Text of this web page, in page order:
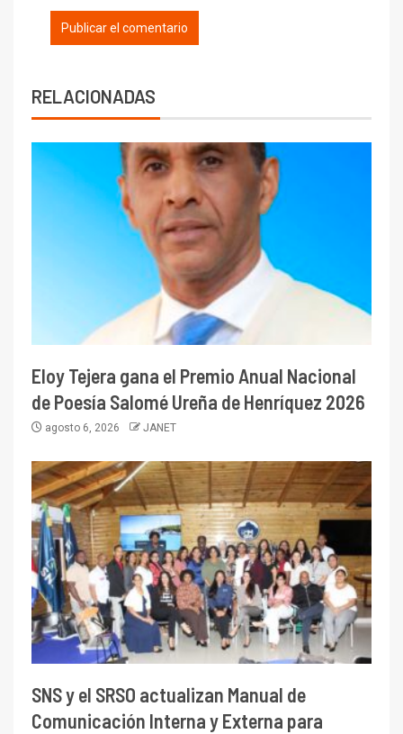
RELACIONADAS
Eloy Tejera gana el Premio Anual Nacional
de Poesía Salomé Ureña de Henríquez 2026
agosto 6, 2026 JANET
SNS y el SRSO actualizan Manual de
Comunicación Interna y Externa para